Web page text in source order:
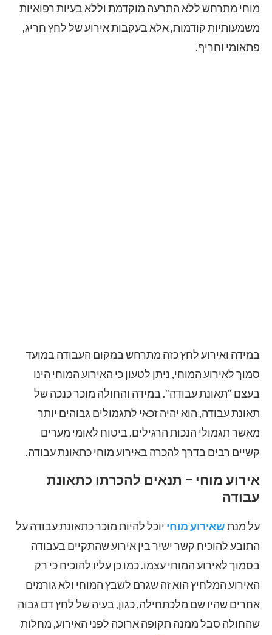
מוחי מתרחש ללא התרעה מוקדמת וללא בעיות רפואיות
משמעותיות קודמות, אלא בעקבות אירוע של לחץ חריג,
פתאומי וחריף.
במידה ואירוע לחץ כזה מתרחש במקום העבודה במועד
סמוך לאירוע המוחי, ניתן לטעון כי האירוע המוחי הינו
בעצם "תאונת עבודה". במידה והחולה מוכר כנכה של
תאונת עבודה, הוא יהיה זכאי לתגמולים גבוהים יותר
מאשר תגמולי הנכות הרגילים. ביטוח לאומי מערים
קשיים רבים בדרך להכרה באירוע מוחי כתאונת עבודה.
אירוע מוחי – תנאים להכרתו כתאונת
עבודה
על מנתשאירוע מוחי יוכל להיות מוכר כתאונת עבודה על
התובע להוכיח קשר ישיר בין אירוע שהתקיים בעבודה
בסמוך לאירוע המוחי עצמו. כמו כן עליו להוכיח כי רק
האירוע המלחיץ הוא זה שגרם לשבץ המוחי ולא גורמים
אחרים שהיו שם מלכתחילה, כגון, בעיה של לחץ דם גבוה
שהחולה סבל ממנה תקופה ארוכה לפני האירוע, מחלות